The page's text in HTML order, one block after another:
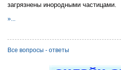
загрязнены инородными частицами.
»...
Все вопросы - ответы